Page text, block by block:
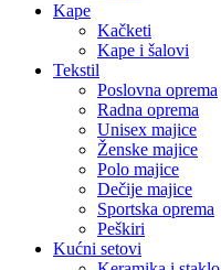
Kape
Kačketi
Kape i šalovi
Tekstil
Poslovna oprema
Radna oprema
Unisex majice
Ženske majice
Polo majice
Dečije majice
Sportska oprema
Peškiri
Kućni setovi